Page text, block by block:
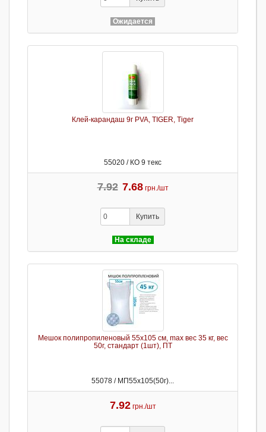
Ожидается
Клей-карандаш 9г PVA, TIGER, Tiger
55020 / КО 9 текс
7.92 7.68 грн./шт
Купить
На складе
Мешок полипропиленовый 55х105 см, max вес 35 кг, вес
50г, стандарт (1шт), ПТ
55078 / МП55х105(50г)...
7.92 грн./шт